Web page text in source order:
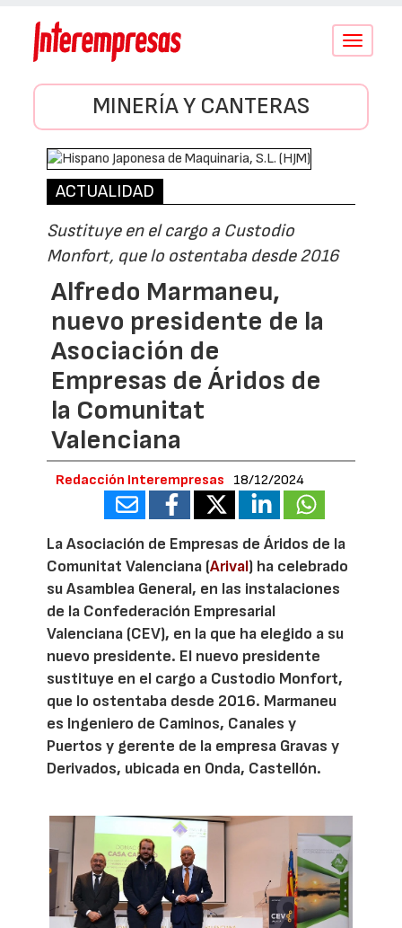
Conmutar
MINERÍA Y CANTERAS
ACTUALIDAD
Sustituye en el cargo a Custodio
Monfort, que lo ostentaba desde 2016
Alfredo Marmaneu,
nuevo presidente de la
Asociación de
Empresas de Áridos de
la Comunitat
Valenciana
Redacción Interempresas 18/12/2024
La Asociación de Empresas de Áridos de la
Comunitat Valenciana (Arival) ha celebrado
su Asamblea General, en las instalaciones
de la Confederación Empresarial
Valenciana (CEV), en la que ha elegido a su
nuevo presidente. El nuevo presidente
sustituye en el cargo a Custodio Monfort,
que lo ostentaba desde 2016. Marmaneu
es Ingeniero de Caminos, Canales y
Puertos y gerente de la empresa Gravas y
Derivados, ubicada en Onda, Castellón.